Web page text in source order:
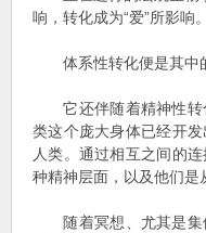
响，转化成为“爱”所影响。
体系性转化便是其中
它还伴随着精神性转
类这个庞大身体已经开
人类。通过相互之间的
种精神层面，以及他们是
随着冥想、尤其是集